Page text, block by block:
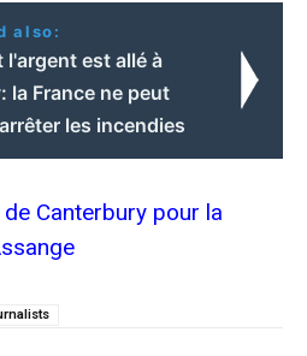
also:
l'argent est allé à
la France ne peut
les incendies
de Canterbury pour la